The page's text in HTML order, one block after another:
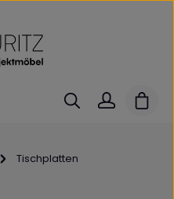
Tischplatten